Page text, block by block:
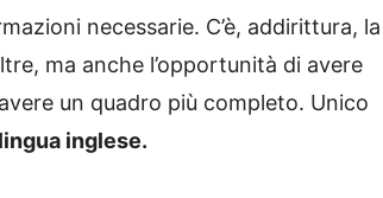
necessarie. C’è, addirittura, la
ma anche l’opportunità di avere
un quadro più completo. Unico
inglese.